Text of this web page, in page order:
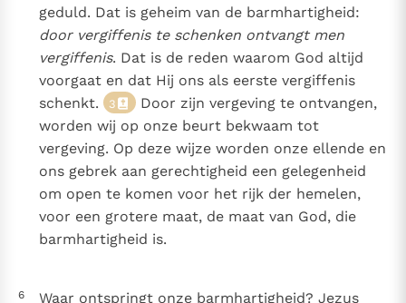
geduld. Dat is geheim van de barmhartigheid:
door vergiffenis te schenken ontvangt men
vergiffenis. Dat is de reden waarom God altijd
voorgaat en dat Hij ons als eerste vergiffenis
schenkt.
3
Door zijn vergeving te ontvangen,
worden wij op onze beurt bekwaam tot
vergeving. Op deze wijze worden onze ellende en
ons gebrek aan gerechtigheid een gelegenheid
om open te komen voor het rijk der hemelen,
voor een grotere maat, de maat van God, die
barmhartigheid is.
6
Waar ontspringt onze barmhartigheid? Jezus